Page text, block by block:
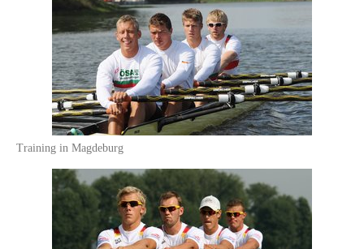
Training in Magdeburg